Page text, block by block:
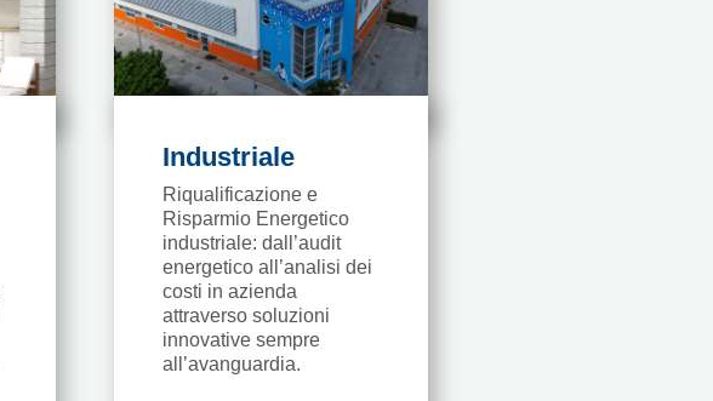
Industriale
Riqualificazione e
Risparmio Energetico
industriale: dall’audit
energetico all’analisi dei
costi in azienda
attraverso soluzioni
innovative sempre
all’avanguardia.